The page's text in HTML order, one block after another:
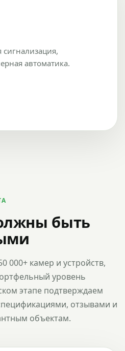
автоматика.
быть
000+ камер и устройств,
уровень
этапе подтверждаем
отзывами и
объектам.